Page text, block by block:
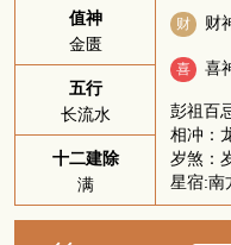
值神
金匮
五行
长流水
十二建除
满
财 财
喜 喜
相冲：
岁煞：
星宿:南